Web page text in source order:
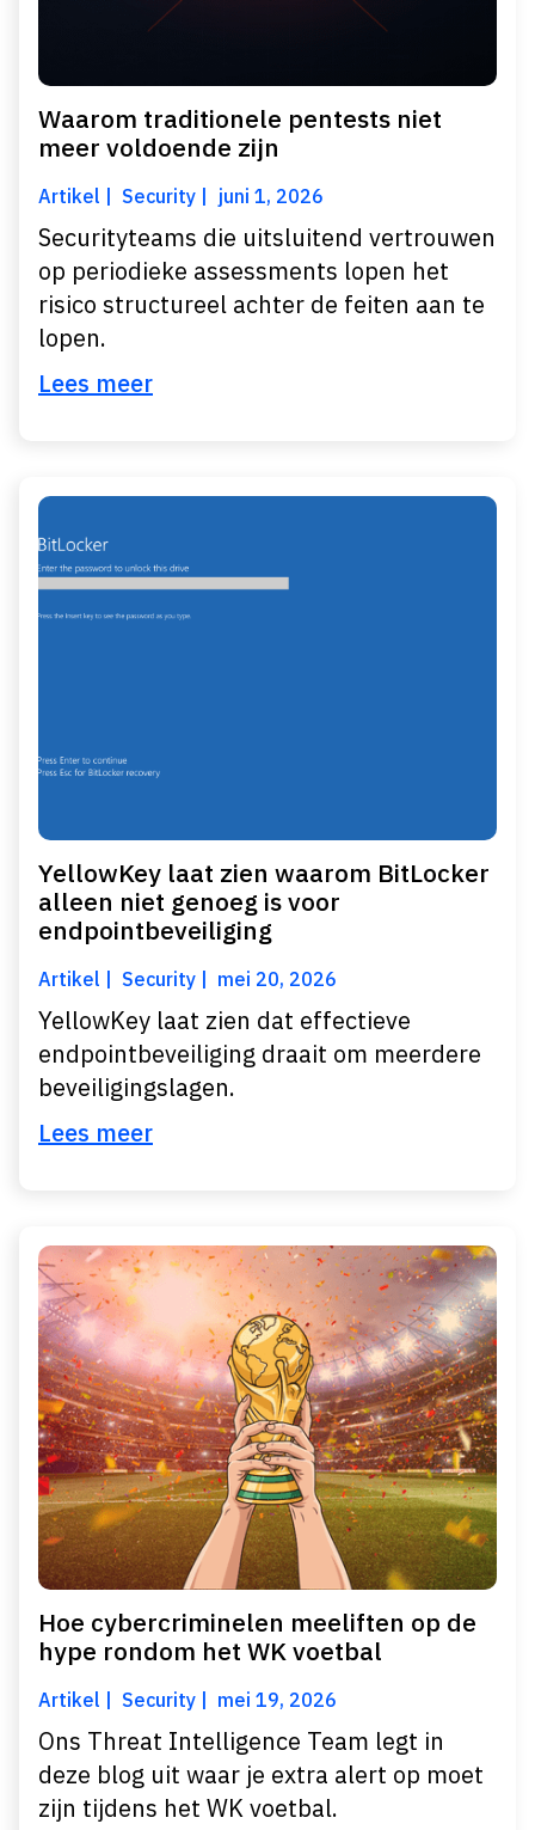
Waarom traditionele pentests niet
meer voldoende zijn
Artikel Security juni 1, 2026
Securityteams die uitsluitend vertrouwen
op periodieke assessments lopen het
risico structureel achter de feiten aan te
lopen.
Lees meer
YellowKey laat zien waarom BitLocker
alleen niet genoeg is voor
endpointbeveiliging
Artikel Security mei 20, 2026
YellowKey laat zien dat effectieve
endpointbeveiliging draait om meerdere
beveiligingslagen.
Lees meer
Hoe cybercriminelen meeliften op de
hype rondom het WK voetbal
Artikel Security mei 19, 2026
Ons Threat Intelligence Team legt in
deze blog uit waar je extra alert op moet
zijn tijdens het WK voetbal.